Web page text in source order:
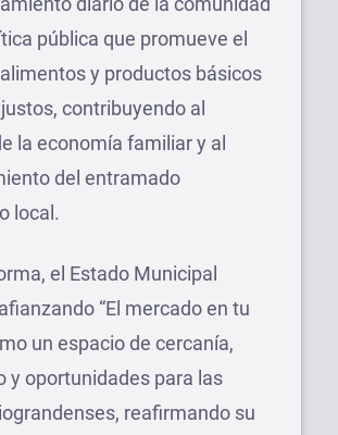
pública que promueve el
y productos básicos
contribuyendo al
la economía familiar y al
del entramado
local.
el Estado Municipal
“El mercado en tu
un espacio de cercanía,
y oportunidades para las
reafirmando su